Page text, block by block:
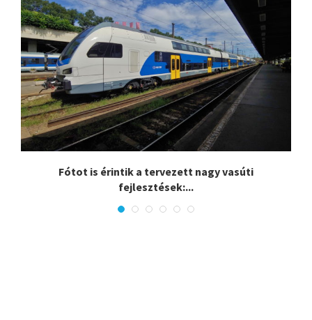
Fótot is érintik a tervezett nagy vasúti
fejlesztések:...